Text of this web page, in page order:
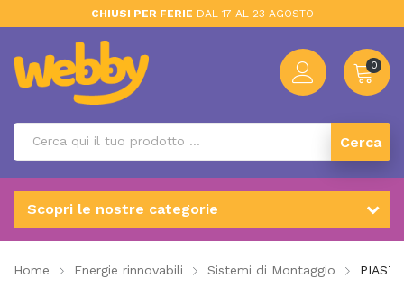
CHIUSI PER FERIE DAL 17 AL 23 AGOSTO
0
Cerca
Scopri le nostre categorie
Home Energie rinnovabili Sistemi di Montaggio